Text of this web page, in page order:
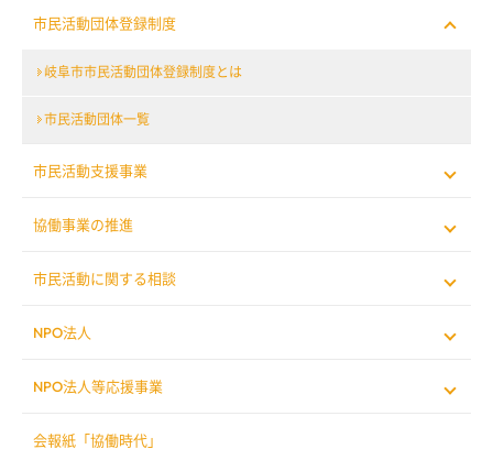
市民活動団体登録制度
岐阜市市民活動団体登録制度とは
市民活動団体一覧
市民活動支援事業
協働事業の推進
市民活動に関する相談
NPO法人
NPO法人等応援事業
会報紙「協働時代」